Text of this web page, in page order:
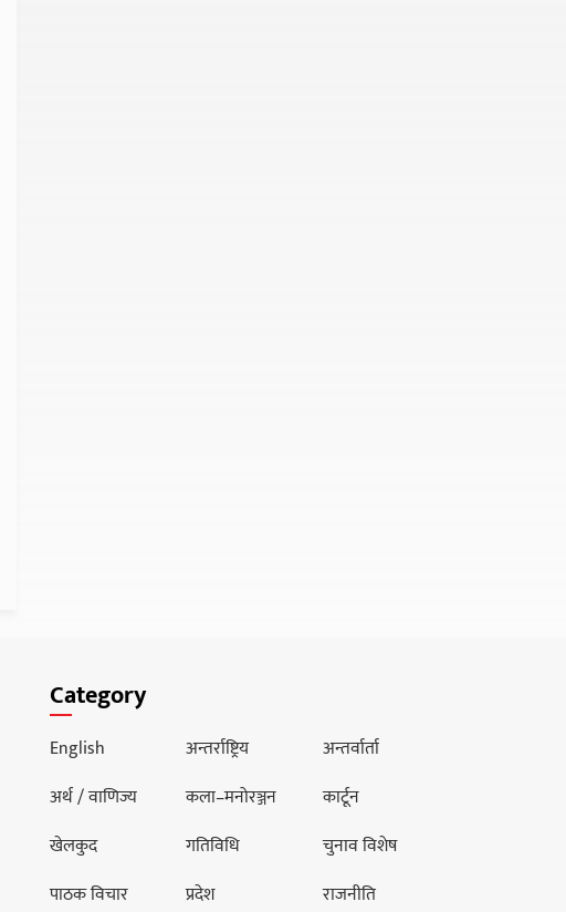
Category
English अन्तर्राष्ट्रिय
अन्तर्वार्ता
अर्थ / वाणिज्य
कला–मनोरञ्जन
कार्टून
खेलकुद
गतिविधि
चुनाव विशेष
पाठक विचार
प्रदेश राजनीति